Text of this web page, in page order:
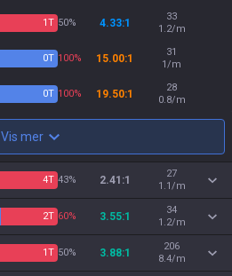
1T 50% 4.33:1
33
1.2/m
0T 100% 15.00:1
31
1/m
0T 100% 19.50:1
28
0.8/m
Vis mer
4T 43% 2.41:1
27
1.1/m
2T 60% 3.55:1
34
1.2/m
1T 50% 3.88:1
206
8.4/m